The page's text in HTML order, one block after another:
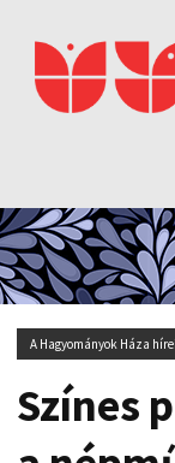
A Hagyományok Háza hírei
Színes